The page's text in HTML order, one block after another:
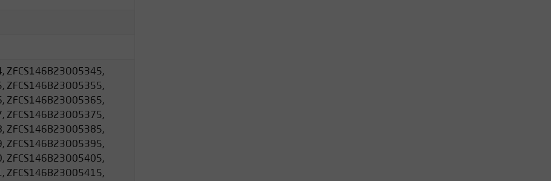
ZFCS146B23O05345,
ZFCS146B23O05355,
ZFCS146B23O05365,
ZFCS146B23O05375,
ZFCS146B23O05385,
ZFCS146B23O05395,
ZFCS146B23O05405,
ZFCS146B23O05415,